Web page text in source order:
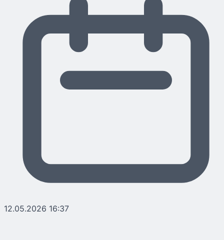
12.05.2026 16:37